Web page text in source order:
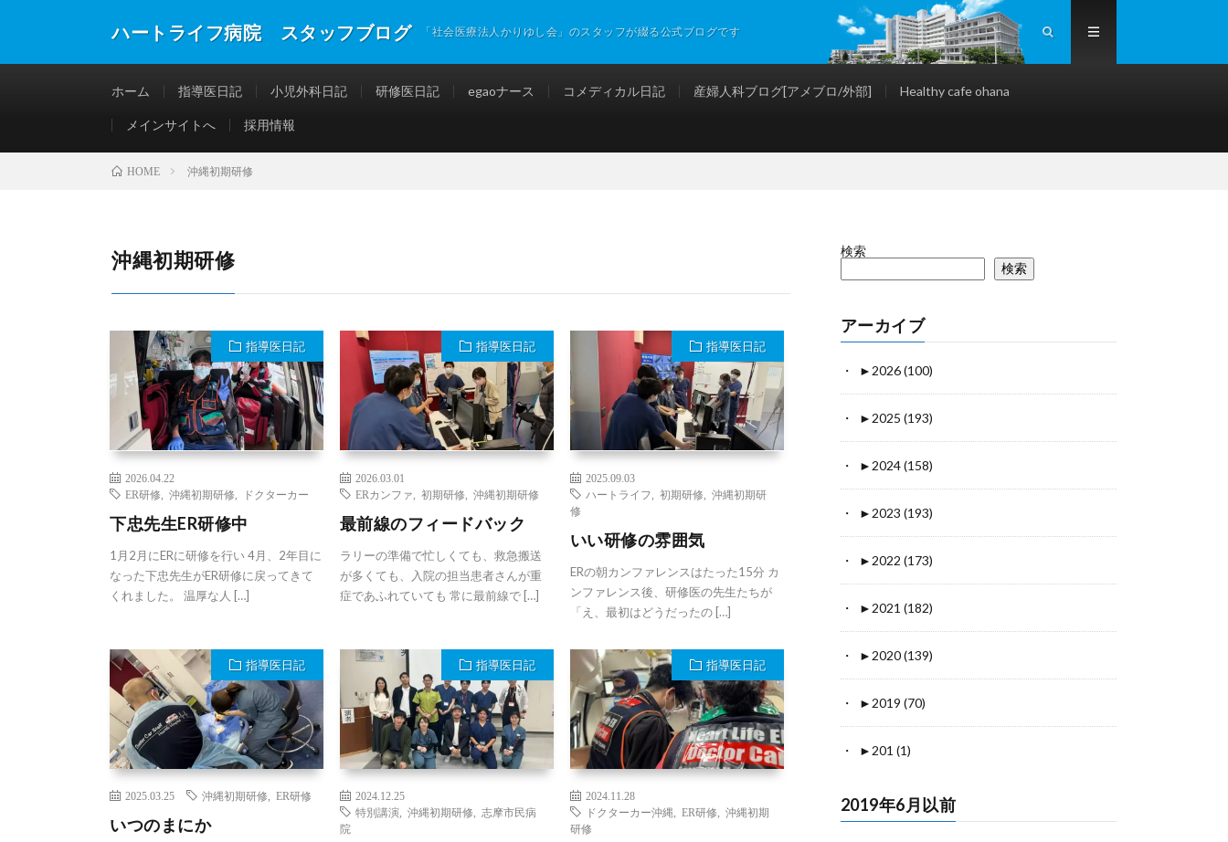
ハートライフ病院 スタッフブログ 「社会医療法人かりゆし会」のスタッフが綴る公式ブログです
ホーム 指導医日記 小児外科日記 研修医日記 egaoナース コメディカル日記 産婦人科ブログ[アメブロ/外部] Healthy cafe ohana
メインサイトへ 採用情報
HOME 沖縄初期研修
沖縄初期研修
指導医日記
2026.04.22
ER研修
沖縄初期研修 ドクターカー
下忠先生ER研修中
1月2月にERに研修を行い 4月、2年目に
なった下忠先生がER研修に戻ってきて
くれました。 温厚な人 […]
指導医日記
2026.03.01
ERカンファ
初期研修 沖縄初期研修
最前線のフィードバック
ラリーの準備で忙しくても、救急搬送
が多くても、入院の担当患者さんが重
症であふれていても 常に最前線で […]
指導医日記
2025.09.03
ハートライフ
初期研修
沖縄初期研
修
いい研修の雰囲気
ERの朝カンファレンスはたった15分 カ
ンファレンス後、研修医の先生たちが
「え、最初はどうだったの […]
指導医日記
2025.03.25 沖縄初期研修 ER研修
いつのまにか
指導医日記
2024.12.25
特別講演, 沖縄初期研修
志摩市民病
院
指導医日記
2024.11.28
ドクターカー沖縄
ER研修
沖縄初期
研修
検索
検索
アーカイブ
► 2026 (100)
► 2025 (193)
► 2024 (158)
► 2023 (193)
► 2022 (173)
► 2021 (182)
► 2020 (139)
► 2019 (70)
► 201 (1)
2019年6月以前